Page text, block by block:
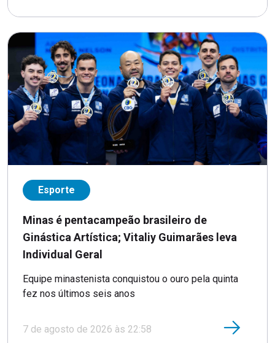
Esporte
Minas é pentacampeão brasileiro de
Ginástica Artística; Vitaliy Guimarães leva
Individual Geral
Equipe minastenista conquistou o ouro pela quinta
fez nos últimos seis anos
7 de agosto de 2026 às 22:58